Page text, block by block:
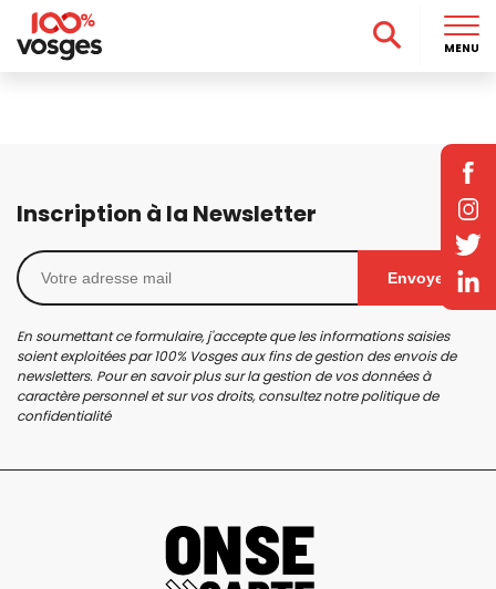
Inscription à la Newsletter
Envoyer
En soumettant ce formulaire, j'accepte que les informations saisies
soient exploitées par 100% Vosges aux fins de gestion des envois de
newsletters. Pour en savoir plus sur la gestion de vos données à
caractère personnel et sur vos droits, consultez notrepolitique de
confidentialité
MENU